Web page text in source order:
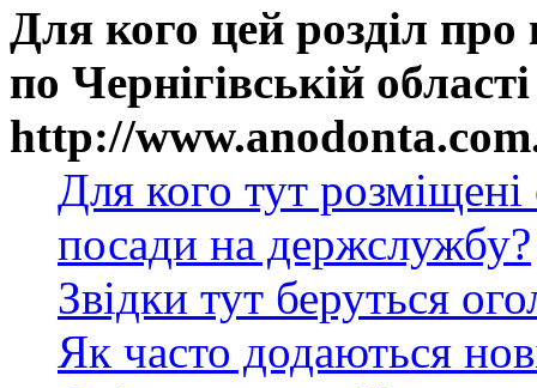
Для кого цей розділ
по Чернігівській
http://
Для кого тут
посади на держслужбу?
Звідки тут беруться
Як часто додаються